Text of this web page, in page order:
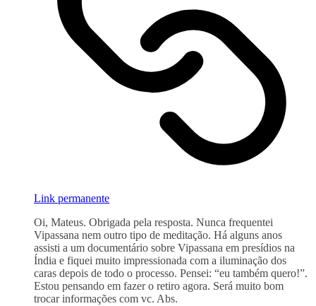
Link permanente
Oi, Mateus. Obrigada pela resposta. Nunca frequentei
Vipassana nem outro tipo de meditação. Há alguns anos
assisti a um documentário sobre Vipassana em presídios na
Índia e fiquei muito impressionada com a iluminação dos
caras depois de todo o processo. Pensei: “eu também quero!”.
Estou pensando em fazer o retiro agora. Será muito bom
trocar informações com vc. Abs.